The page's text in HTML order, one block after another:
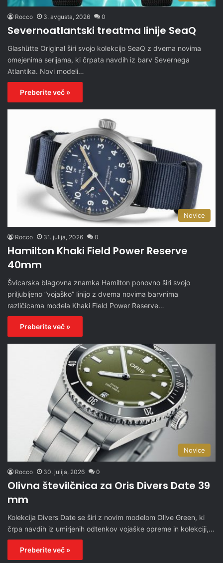
Rocco 3. avgusta, 2026 0
Severnoatlantski treatma linije SeaQ
Glashütte Original širi svojo kolekcijo SeaQ z dvema novima
omejenima serijama, ki črpata navdih iz barv Severnega
Atlantika. Novi modeli…
Preberite več »
Novice
Rocco 31. julija, 2026 0
Hamilton Khaki Field Power Reserve
40mm
Švicarska blagovna znamka Hamilton ponovno širi svojo
priljubljeno ”vojaško” linijo z dvema novima barvnima
različicama modela Khaki Field Power Reserve…
Preberite več »
Novice
Rocco 30. julija, 2026 0
Olivna številčnica za Oris Divers Date 39
mm
Kolekcija Divers Date se širi z novim modelom Olive Green, ki
črpa navdih iz umirjenih odtenkov vojaške opreme in kolekciji,…
Preberite več »